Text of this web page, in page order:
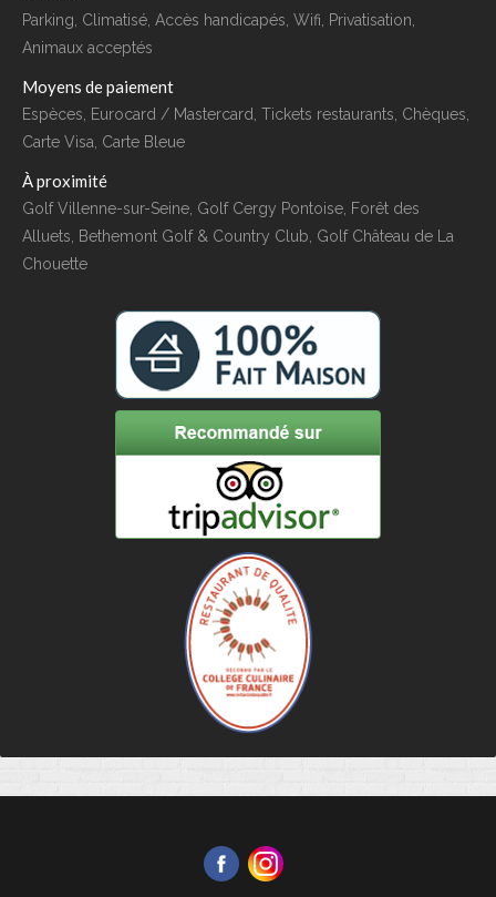
Parking, Climatisé, Accès handicapés, Wifi, Privatisation,
Animaux acceptés
Moyens de paiement
Espèces, Eurocard / Mastercard, Tickets restaurants, Chèques,
Carte Visa, Carte Bleue
À proximité
Golf Villenne-sur-Seine, Golf Cergy Pontoise, Forêt des
Alluets, Bethemont Golf & Country Club, Golf Château de La
Chouette